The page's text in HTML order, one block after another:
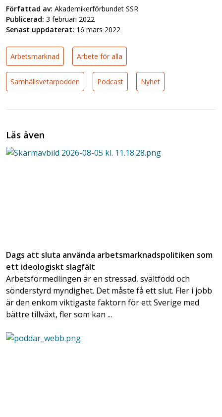
Författad av: Akademikerförbundet SSR
Publicerad: 3 februari 2022
Senast uppdaterat: 16 mars 2022
Arbetsmarknad Arbete för alla
Samhällsvetarpodden Podcast Nyhet
Läs även
Dags att sluta använda arbetsmarknadspolitiken som
ett ideologiskt slagfält
Arbetsförmedlingen är en stressad, svältfödd och
sönderstyrd myndighet. Det måste få ett slut. Fler i jobb
är den enkom viktigaste faktorn för ett Sverige med
bättre tillväxt, fler som kan ...